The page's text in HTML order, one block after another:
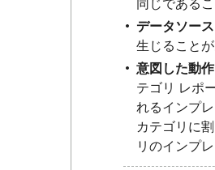
同じである
データソース
生じることが
意図した動作
テゴリ レポ
れるインプ
カテゴリに
リのインプ